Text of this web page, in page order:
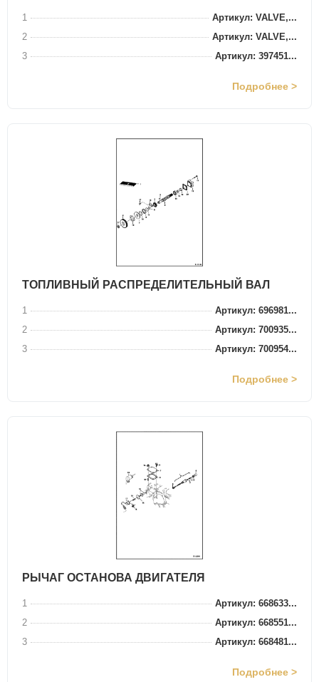
1
Артикул: VALVE,...
2
Артикул: VALVE,...
3
Артикул: 397451...
Подробнее >
ТОПЛИВНЫЙ РАСПРЕДЕЛИТЕЛЬНЫЙ ВАЛ
1
Артикул: 696981...
2
Артикул: 700935...
3
Артикул: 700954...
Подробнее >
РЫЧАГ ОСТАНОВА ДВИГАТЕЛЯ
1
Артикул: 668633...
2
Артикул: 668551...
3
Артикул: 668481...
Подробнее >